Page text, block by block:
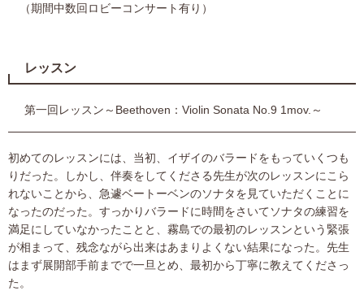
（期間中数回ロビーコンサート有り）
レッスン
第一回レッスン～Beethoven：Violin Sonata No.9 1mov.～
初めてのレッスンには、当初、イザイのバラードをもっていくつも
りだった。しかし、伴奏をしてくださる先生が次のレッスンにこら
れないことから、急遽ベートーベンのソナタを見ていただくことに
なったのだった。すっかりバラードに時間をさいてソナタの練習を
満足にしていなかったことと、霧島での最初のレッスンという緊張
が相まって、残念ながら出来はあまりよくない結果になった。先生
はまず展開部手前までで一旦とめ、最初から丁寧に教えてくださっ
た。